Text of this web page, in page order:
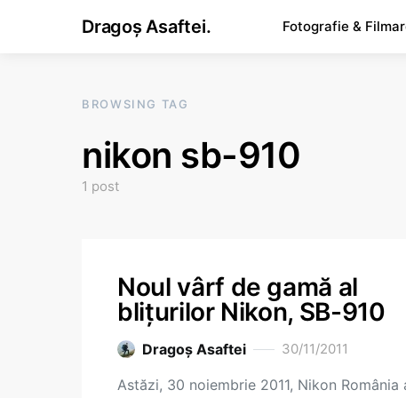
Dragoș Asaftei. Fotografie &
BROWSING TAG
nikon sb-910
1 post
Noul vârf de gamă al
blițurilor Nikon, SB-910
Dragoş Asaftei 30/11/2011
Astăzi, 30 noiembrie 2011, Nikon România